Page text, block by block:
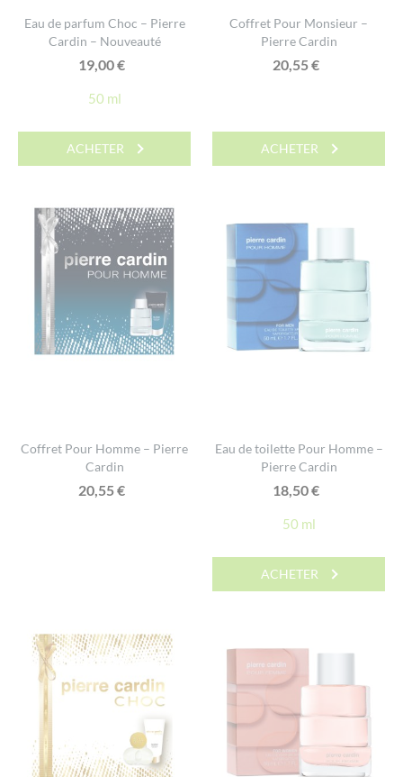
Eau de parfum Choc – Pierre
Cardin – Nouveauté
19,00€
50 ml
ACHETER
Coffret Pour Monsieur –
Pierre Cardin
20,55€
ACHETER
Coffret Pour Homme – Pierre
Cardin
20,55€
Eau de toilette Pour Homme –
Pierre Cardin
18,50€
50 ml
ACHETER